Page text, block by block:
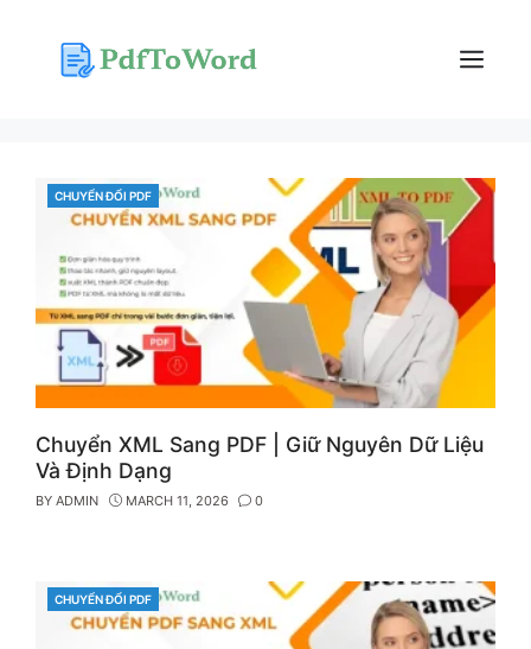
content
Menu
CATEGORIES
CHUYỂN ĐỔI PDF
Chuyển XML Sang PDF | Giữ Nguyên Dữ Liệu
Và Định Dạng
BY ADMIN MARCH 11, 2026 0
CATEGORIES
CHUYỂN ĐỔI PDF